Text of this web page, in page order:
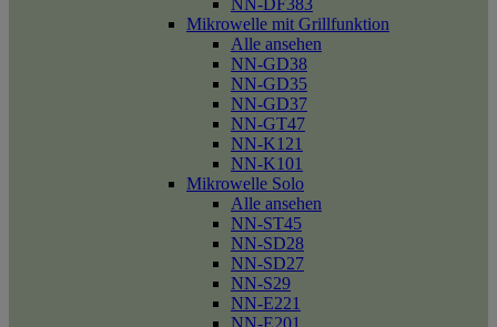
NN-DF383
Mikrowelle mit Grillfunktion
Alle ansehen
NN-GD38
NN-GD35
NN-GD37
NN-GT47
NN-K121
NN-K101
Mikrowelle Solo
Alle ansehen
NN-ST45
NN-SD28
NN-SD27
NN-S29
NN-E221
NN-E201